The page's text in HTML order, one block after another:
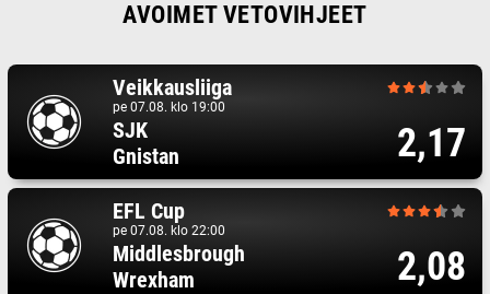
AVOIMET VETOVIHJEET
Veikkausliiga
pe 07.08. klo 19:00
SJK
Gnistan
2,17
EFL Cup
pe 07.08. klo 22:00
Middlesbrough
Wrexham
2,08